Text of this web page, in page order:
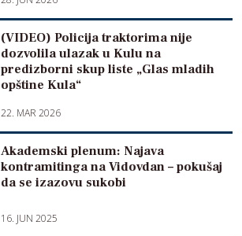
(VIDEO) Policija traktorima nije
dozvolila ulazak u Kulu na
predizborni skup liste „Glas mladih
opštine Kula“
22. MAR 2026
Akademski plenum: Najava
kontramitinga na Vidovdan – pokušaj
da se izazovu sukobi
16. JUN 2025